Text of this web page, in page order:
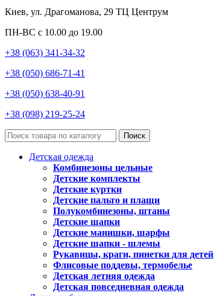
Киев, ул. Драгоманова, 29 ТЦ Центрум
ПН-ВС с 10.00 до 19.00
+38 (063) 341-34-32
+38 (050) 686-71-41
+38 (050) 638-40-91
+38 (098) 219-25-24
Поиск
Детская одежда
Комбинезоны цельные
Детские комплекты
Детские куртки
Детские пальто и плащи
Полукомбинезоны, штаны
Детские шапки
Детские манишки, шарфы
Детские шапки - шлемы
Рукавицы, краги, пинетки для детей
Флисовые поддевы, термобелье
Детская летняя одежда
Детская повседневная одежда